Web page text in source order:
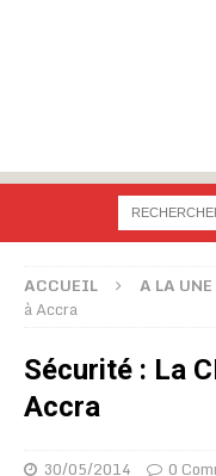
ACCUEIL A LA UNE
à Accra
Sécurité : La
Accra
30/05/2014 0